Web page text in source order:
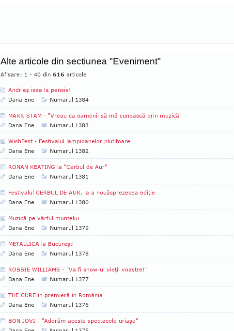
Alte articole din sectiunea "Eveniment"
Afisare: 1 - 40 din 616 articole
Andrieş iese la pensie!
Dana Ene
Numarul 1384
MARK STAM - "Vreau ca oamenii să mă cunoască prin muzică"
Dana Ene
Numarul 1383
WishFest - Festivalul lampioanelor plutitoare
Dana Ene
Numarul 1382
RONAN KEATING la "Cerbul de Aur"
Dana Ene
Numarul 1381
Festivalul CERBUL DE AUR, la a nouăsprezecea ediţie
Dana Ene
Numarul 1380
Muzică pe vârful muntelui
Dana Ene
Numarul 1379
METALLICA la Bucureşti
Dana Ene
Numarul 1378
ROBBIE WILLIAMS - "Va fi show-ul vieţii voastre!"
Dana Ene
Numarul 1377
THE CURE în premieră în România
Dana Ene
Numarul 1376
BON JOVI - "Adorăm aceste spectacole uriaşe"